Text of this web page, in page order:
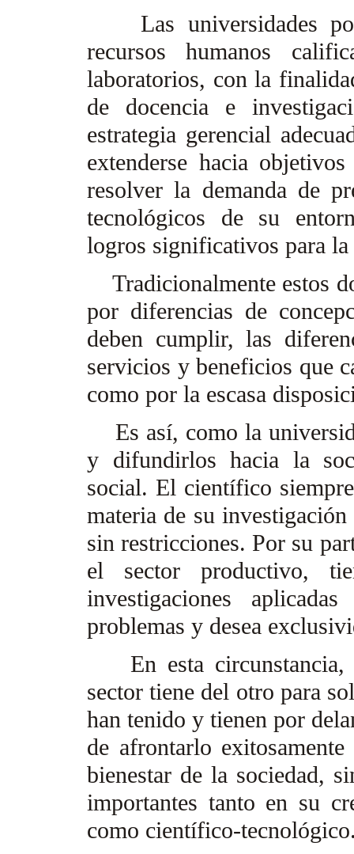
Las universidades
recursos humanos
laboratorios, con la
de docencia e
estrategia gerencial
extenderse hacia
resolver la demanda de
tecnológicos de su
logros significativos para
Tradicionalmente estos
por diferencias de
deben cumplir, las
servicios y beneficios que
como por la escasa
Es así, como la
y difundirlos hacia la
social. El científico
materia de su
sin restricciones. Por su
el sector productivo,
investigaciones
problemas y desea
En esta circunstancia,
sector tiene del otro para
han tenido y tienen por
de afrontarlo
bienestar de la sociedad,
importantes tanto en su
como científico-